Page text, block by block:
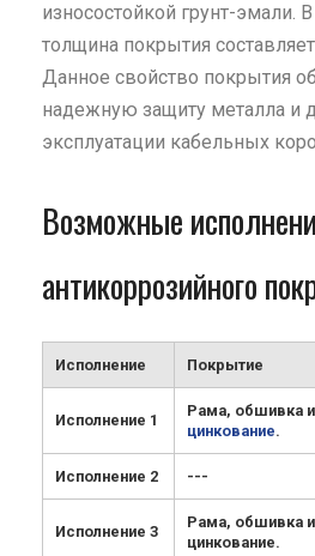
износостойкой грунт-эмали.
толщина покрытия
Данное свойство покрытия
надежную защиту металла и
эксплуатации кабельных
Возможные
антикоррозийного
Исполнение Покрытие
Исполнение 1
Рама, обшивка
цинкование.
Исполнение 2 ---
Исполнение 3
Рама, обшивка
цинкование.